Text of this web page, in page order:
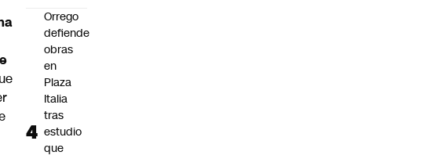
Orrego
defiende
obras
en
Plaza
Italia
tras
estudio
que